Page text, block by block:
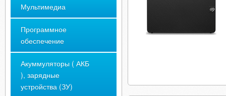
Мультимедиа
Программное
обеспечение
Акуммуляторы ( АКБ
), зарядные
устройства (ЗУ)